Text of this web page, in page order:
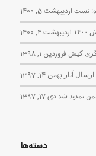
تست اردیبهشت 5, 1400
اردیبهشت 4, 1400
کیش فروردین 1, 1398
آثار بهمن 14, 1397
دی 17, 1397
دسته‌ها